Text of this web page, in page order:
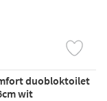
duobloktoilet
wit